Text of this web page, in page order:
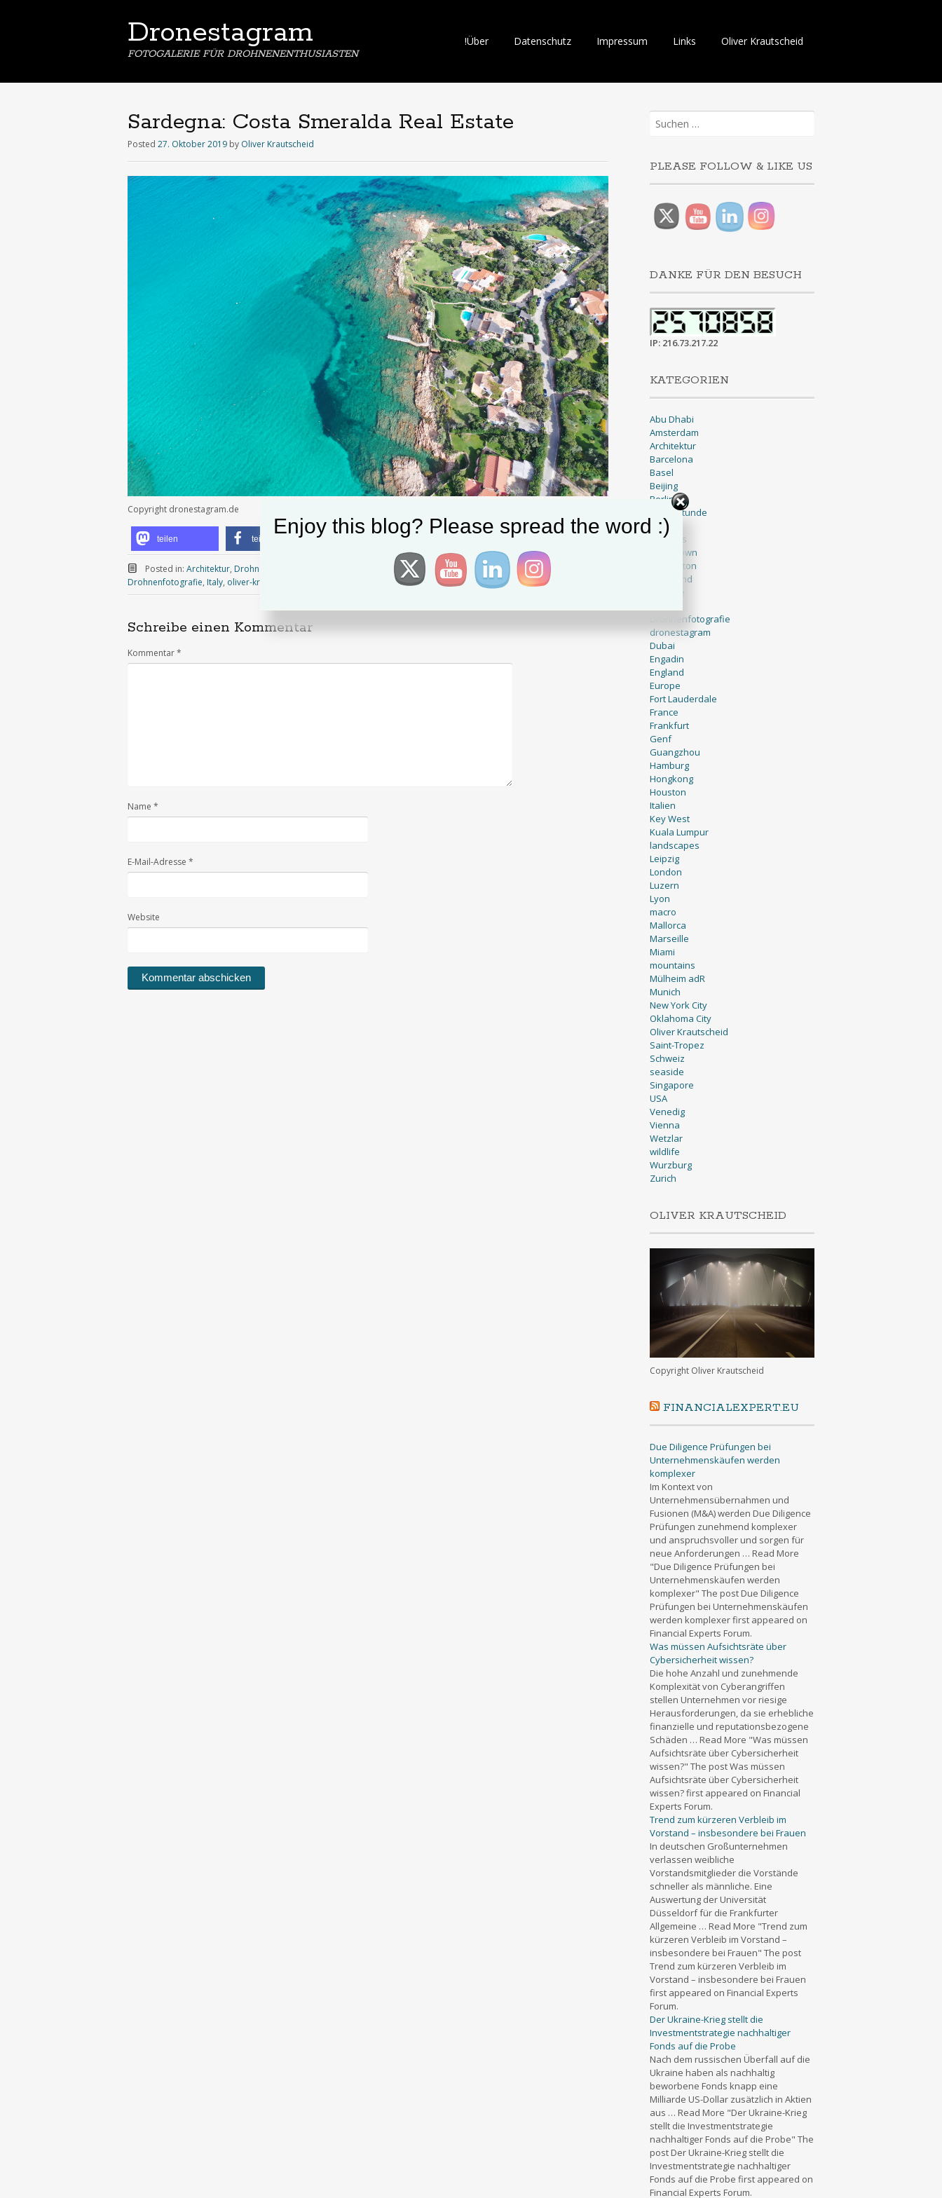
Dronestagram
FOTOGALERIE FÜR DROHNENENTHUSIASTEN
Skip
!Über Datenschutz Impressum Links Oliver Krautscheid
Sardegna: Costa Smeralda Real Estate
Posted 27. Oktober 2019 by Oliver Krautscheid
Copyright dronestagram.de
teilen teilen
Posted in: Architektur, Drohnenfotografie Italien landscapes,Oliver Krautscheid,seaside
Drohnenfotografie, Italy, oliver-krautscheid
Schreibe einen Kommentar
Kommentar*
Name *
E-Mail-Adresse *
Website
Suchen
nach:
PLEASE FOLLOW & LIKE US
DANKE FÜR DEN BESUCH
IP: 216.73.217.22
KATEGORIEN
Abu Dhabi
Amsterdam
Architektur
Barcelona
Basel
Beijing
Berlin
Blaue Stunde
BNW
Brussels
Cape Town
Charleston
Cleveland
Cologne
Drohnenfotografie
dronestagram
Dubai
Engadin
England
Europe
Fort Lauderdale
France
Frankfurt
Genf
Guangzhou
Hamburg
Hongkong
Houston
Italien
Key West
Kuala Lumpur
landscapes
Leipzig
London
Luzern
Lyon
macro
Mallorca
Marseille
Miami
mountains
Mülheim adR
Munich
New York City
Oklahoma City
Oliver Krautscheid
Saint-Tropez
Schweiz
seaside
Singapore
USA
Venedig
Vienna
Wetzlar
wildlife
Wurzburg
Zurich
OLIVER KRAUTSCHEID
Copyright Oliver Krautscheid
FINANCIALEXPERT.EU
Due Diligence Prüfungen bei
Unternehmenskäufen werden
komplexer
Im Kontext von
Unternehmensübernahmen und
Fusionen (M&A) werden Due Diligence
Prüfungen zunehmend komplexer
und anspruchsvoller und sorgen für
neue Anforderungen … Read More
"Due Diligence Prüfungen bei
Unternehmenskäufen werden
komplexer" The post Due Diligence
Prüfungen bei Unternehmenskäufen
werden komplexer first appeared on
Financial Experts Forum.
Was müssen Aufsichtsräte über
Cybersicherheit wissen?
Die hohe Anzahl und zunehmende
Komplexität von Cyberangriffen
stellen Unternehmen vor riesige
Herausforderungen, da sie erhebliche
finanzielle und reputationsbezogene
Schäden … Read More "Was müssen
Aufsichtsräte über Cybersicherheit
wissen?" The post Was müssen
Aufsichtsräte über Cybersicherheit
wissen? first appeared on Financial
Experts Forum.
Trend zum kürzeren Verbleib im
Vorstand – insbesondere bei Frauen
In deutschen Großunternehmen
verlassen weibliche
Vorstandsmitglieder die Vorstände
schneller als männliche. Eine
Auswertung der Universität
Düsseldorf für die Frankfurter
Allgemeine … Read More "Trend zum
kürzeren Verbleib im Vorstand –
insbesondere bei Frauen" The post
Trend zum kürzeren Verbleib im
Vorstand – insbesondere bei Frauen
first appeared on Financial Experts
Forum.
Der Ukraine-Krieg stellt die
Investmentstrategie nachhaltiger
Fonds auf die Probe
Nach dem russischen Überfall auf die
Ukraine haben als nachhaltig
beworbene Fonds knapp eine
Milliarde US-Dollar zusätzlich in Aktien
aus … Read More "Der Ukraine-Krieg
stellt die Investmentstrategie
nachhaltiger Fonds auf die Probe" The
post Der Ukraine-Krieg stellt die
Investmentstrategie nachhaltiger
Fonds auf die Probe first appeared on
Financial Experts Forum.
Enjoy this blog? Please spread the word :)